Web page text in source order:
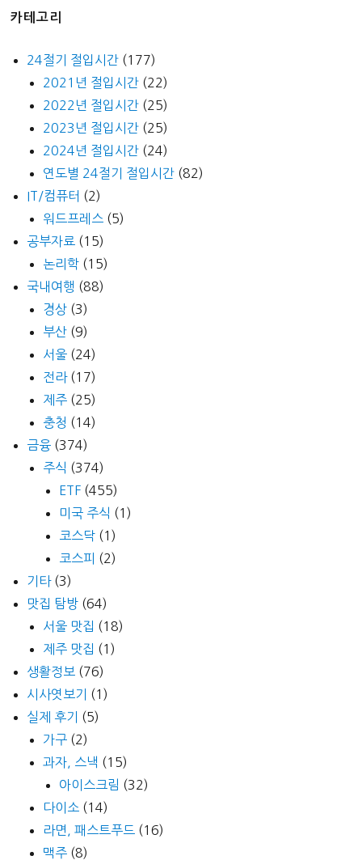
카테고리
24절기 절입시간 (177)
2021년 절입시간 (22)
2022년 절입시간 (25)
2023년 절입시간 (25)
2024년 절입시간 (24)
연도별 24절기 절입시간 (82)
IT/컴퓨터 (2)
워드프레스 (5)
공부자료 (15)
논리학 (15)
국내여행 (88)
경상 (3)
부산 (9)
서울 (24)
전라(17)
제주 (25)
충청 (14)
금융 (374)
주식 (374)
ETF (455)
미국 주식 (1)
코스닥 (1)
코스피 (2)
기타(3)
맛집 탐방 (64)
서울 맛집 (18)
제주 맛집 (1)
생활정보 (76)
시사엿보기
(1)
실제 후기
(5)
가구 (2)
과자, 스낵 (15)
아이스크림 (32)
다이소 (14)
라면, 패스트푸드 (16)
맥주 (8)